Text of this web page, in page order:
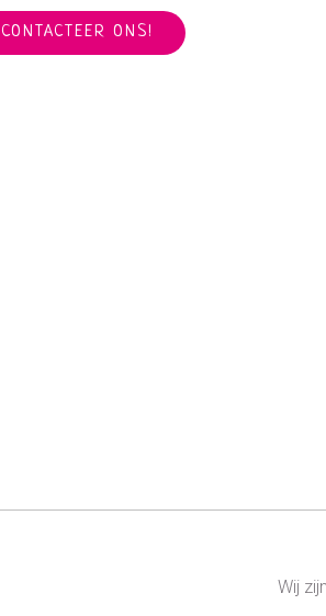
CONTACTEER ONS!
Wij